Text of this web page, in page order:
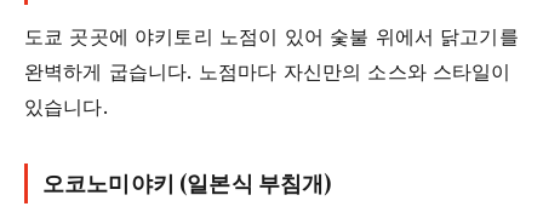
도쿄 곳곳에 야키토리 노점이 있어 숯불 위에서 닭고기를
완벽하게 굽습니다. 노점마다 자신만의 소스와 스타일이
있습니다.
오코노미야키 (일본식 부침개)